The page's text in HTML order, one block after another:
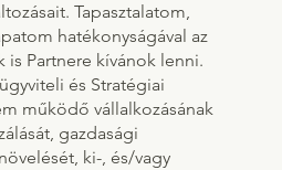
Tapasztalatom,
hatékonyságával az
is Partnere kívánok lenni.
és Stratégiai
működő vállalkozásának
gazdasági
ki-, és/vagy